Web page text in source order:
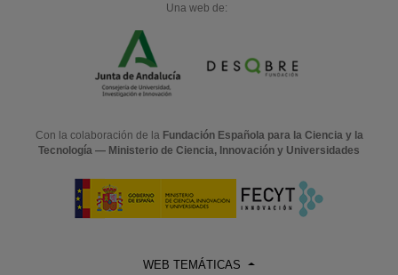
Una web de:
Con la colaboración de la Fundación Española para la Ciencia y la
Tecnología — Ministerio de Ciencia, Innovación y Universidades
WEB TEMÁTICAS